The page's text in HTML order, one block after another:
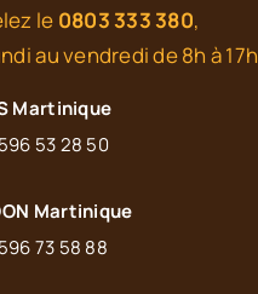
le 0803 333 380,
au vendredi de 8h à 17h
Martinique
53 28 50
Martinique
73 58 88